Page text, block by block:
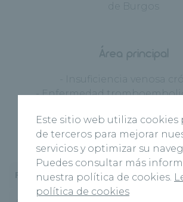
de Burgos
Área principal
- Insuficiencia venosa
- Enfermedad
- Enfermedad arterial
Formación Actividad docente
Este sitio web utiliza cookies
de terceros para mejorar
servicios y optimizar su
Puedes consultar más
nuestra política de cookies.
política de cookies